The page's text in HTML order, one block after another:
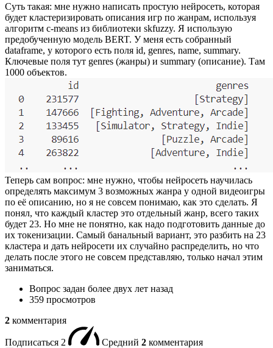
Суть такая: мне нужно написать простую нейросеть, которая
будет кластеризировать описания игр по жанрам, используя
алгоритм c-means из библиотеки skfuzzy. Я использую
предобученную модель BERT. У меня есть собранный
dataframe, у которого есть поля id, genres, name, summary.
Ключевые поля тут genres (жанры) и summary (описание). Там
1000 объектов.
Теперь сам вопрос: мне нужно, чтобы нейросеть научилась
определять максимум 3 возможных жанра у одной видеоигры
по её описанию, но я не совсем понимаю, как это сделать. Я
понял, что каждый кластер это отдельный жанр, всего таких
будет 23. Но мне не понятно, как надо подготовить данные до
их токенизации. Самый банальный вариант, это разбить на 23
кластера и дать нейросети их случайно распределить, но что
делать после этого не совсем представляю, только начал этим
заниматься.
Вопрос задан более двух лет назад
359 просмотров
2 комментария
Подписаться 2 Средний 2 комментария